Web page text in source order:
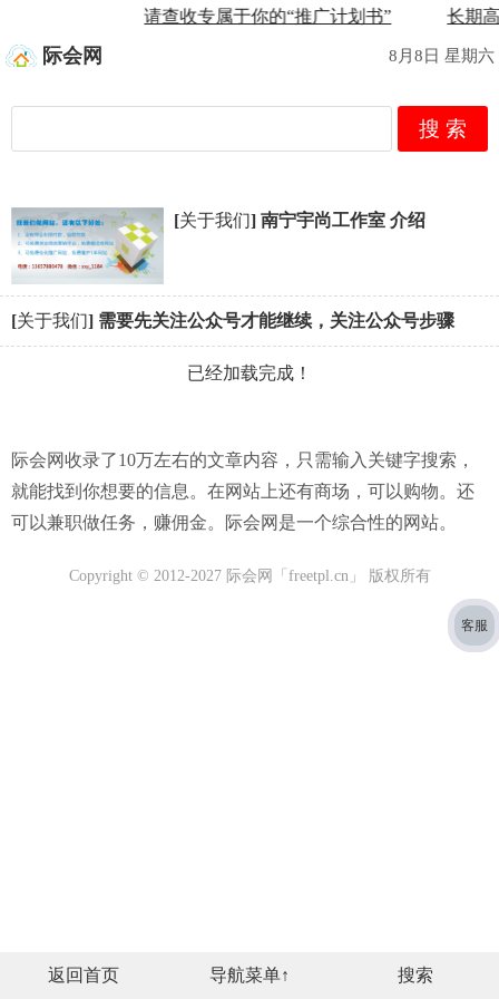
请查收专属于你的“推广计划书” 长期
际会网 8月8日 星期六
搜 索
[关于我们] 南宁宇尚工作室 介绍
[关于我们] 需要先关注公众号才能继续，关注公众号步骤
已经加载完成！
际会网收录了10万左右的文章内容，只需输入关键字搜索，
就能找到你想要的信息。在网站上还有商场，可以购物。还
可以兼职做任务，赚佣金。际会网是一个综合性的网站。
返回首页 导航菜单↑ 搜索
Copyright © 2012-2027 际会网「freetpl.cn」 版权所有
客服